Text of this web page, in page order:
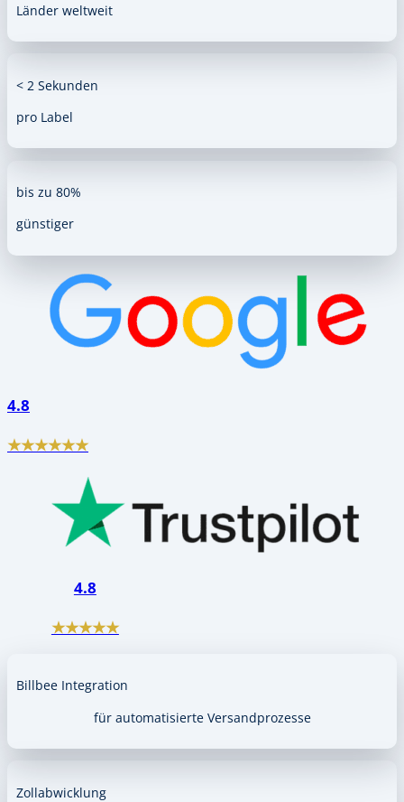
Länder weltweit
< 2 Sekunden
pro Label
bis zu 80%
günstiger
4.8
★★★★★★
4.8
★★★★★
Billbee Integration
für automatisierte Versandprozesse
Zollabwicklung